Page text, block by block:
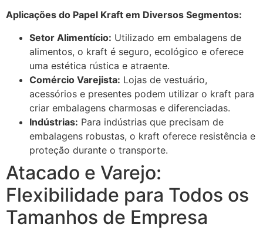
Aplicações do Papel Kraft em Diversos Segmentos:
Setor Alimentício: Utilizado em embalagens de
alimentos, o kraft é seguro, ecológico e oferece
uma estética rústica e atraente.
Comércio Varejista: Lojas de vestuário,
acessórios e presentes podem utilizar o kraft para
criar embalagens charmosas e diferenciadas.
Indústrias: Para indústrias que precisam de
embalagens robustas, o kraft oferece resistência e
proteção durante o transporte.
Atacado e Varejo:
Flexibilidade para Todos os
Tamanhos de Empresa